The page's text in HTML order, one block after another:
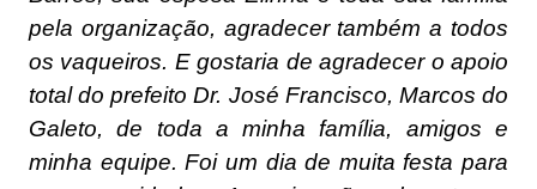
pela organização, agradecer também a todos
os vaqueiros. E gostaria de agradecer o apoio
total do prefeito Dr. José Francisco, Marcos do
Galeto, de toda a minha família, amigos e
minha equipe. Foi um dia de muita festa para